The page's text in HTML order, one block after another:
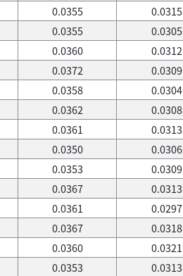
0.0355 0.0315
0.0355 0.0305
0.0360 0.0312
0.0372 0.0309
0.0358 0.0304
0.0362 0.0308
0.0361 0.0313
0.0350 0.0306
0.0353 0.0309
0.0367 0.0313
0.0361 0.0297
0.0367 0.0318
0.0360 0.0321
0.0353 0.0313